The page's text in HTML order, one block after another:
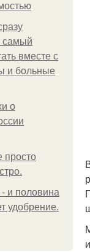
самый
вместе с
и больные
о
просто
и половина
удобрение.